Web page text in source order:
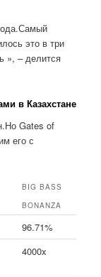
это в три
», – делится
в Казахстане
Gates of
его с
BIG BASS
BONANZA
96.71%
4000x